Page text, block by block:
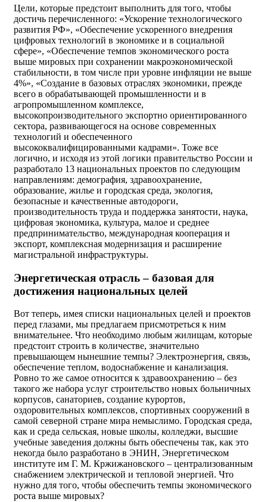
Цели, которые предстоит выполнить для того, чтобы
достичь перечисленного: «Ускорение технологического
развития РФ», «Обеспечение ускоренного внедрения
цифровых технологий в экономике и в социальной
сфере», «Обеспечение темпов экономического роста
выше мировых при сохранении макроэкономической
стабильности, в том числе при уровне инфляции не выше
4%», «Создание в базовых отраслях экономики, прежде
всего в обрабатывающей промышленности и в
агропромышленном комплексе,
высокопроизводительного экспортно ориентированного
сектора, развивающегося на основе современных
технологий и обеспеченного
высококвалифицированными кадрами». Тоже все
логично, и исходя из этой логики правительство России и
разработало 13 национальных проектов по следующим
направлениям: демография, здравоохранение,
образование, жилье и городская среда, экология,
безопасные и качественные автодороги,
производительность труда и поддержка занятости, наука,
цифровая экономика, культура, малое и среднее
предпринимательство, международная кооперация и
экспорт, комплексная модернизация и расширение
магистральной инфраструктуры.
Энергетическая отрасль – базовая для
достижения национальных целей
Вот теперь, имея списки национальных целей и проектов
перед глазами, мы предлагаем присмотреться к ним
внимательнее. Что необходимо любым жилищам, которые
предстоит строить в количестве, значительно
превышающем нынешние темпы? Электроэнергия, связь,
обеспечение теплом, водоснабжение и канализация.
Ровно то же самое относится к здравоохранению – без
такого же набора услуг строительство новых больничных
корпусов, санаториев, создание курортов,
оздоровительных комплексов, спортивных сооружений в
самой северной стране мира немыслимо. Городская среда,
как и среда сельская, новые школы, колледжи, высшие
учебные заведения должны быть обеспечены так, как это
некогда было разработано в ЭНИН, Энергетическом
институте им Г. М. Кржижановского – централизованным
снабжением электрической и тепловой энергией. Что
нужно для того, чтобы обеспечить темпы экономического
роста выше мировых?